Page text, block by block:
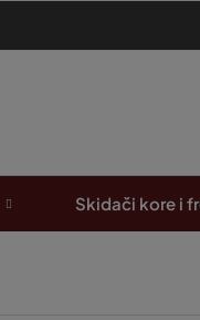
Skidači kore i